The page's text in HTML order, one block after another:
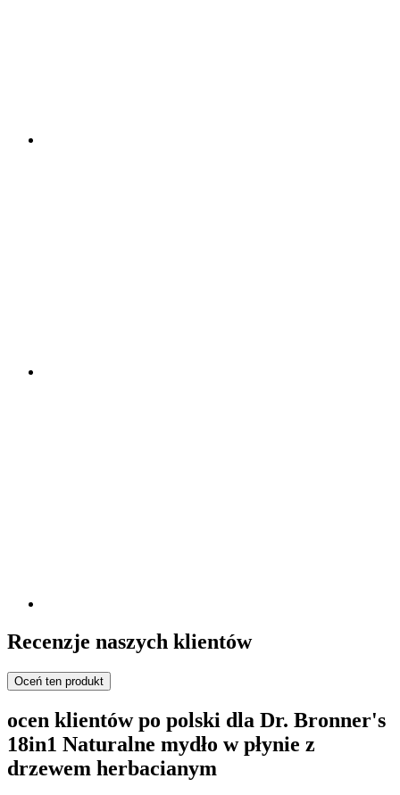
Recenzje naszych klientów
Oceń ten produkt
ocen klientów po polski dla Dr. Bronner's
18in1 Naturalne mydło w płynie z
drzewem herbacianym